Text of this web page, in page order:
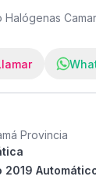
Halógenas
Provincia
2019